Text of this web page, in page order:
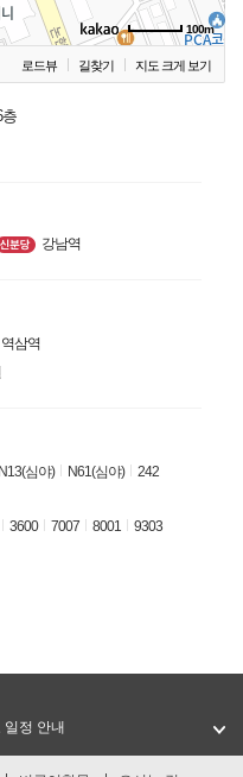
100m
로드뷰 길찾기 지도 크게 보기
층
강남역
역삼역
N13(심야) N61(심야)
242
3600 7007 8001 9303
일정 안내
일정 안내